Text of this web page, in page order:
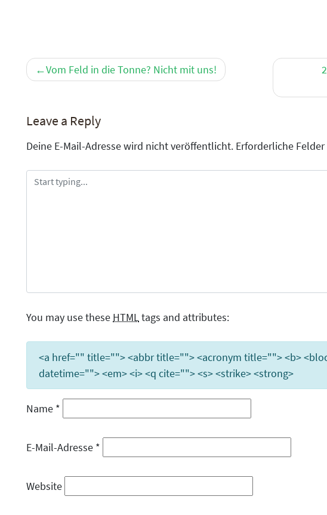
Beitragsnavigation
Vom Feld in die Tonne? Nicht mit uns!
Leave a Reply
Deine E-Mail-Adresse wird nicht veröffentlicht. Erforderliche
You may use these HTMLtags and attributes:
<a href="" title=""> <abbr title=""> <acronym title=""> <b>
datetime=""> <em> <i> <q cite=""> <s> <strike> <strong>
Name *
E-Mail-Adresse *
Website